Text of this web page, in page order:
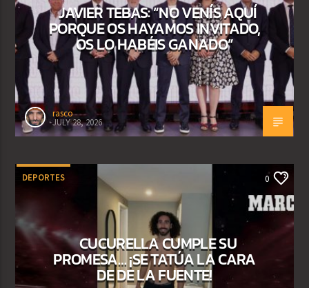
JAVIER TEBAS: “NO VENÍS AQUÍ
PORQUE OS HAYAMOS INVITADO,
OS LO HABÉIS GANADO”
rasco
JULY 28, 2026
DEPORTES 0
CUCURELLA CUMPLE SU
PROMESA… ¡SE TATÚA LA CARA
DE DE LA FUENTE!